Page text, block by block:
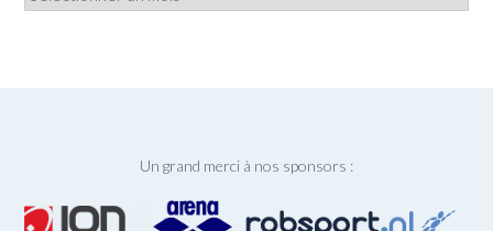
Un grand merci à nos sponsors :